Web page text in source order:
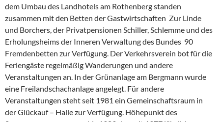
dem Umbau des Landhotels am Rothenberg standen
zusammen mit den Betten der Gastwirtschaften Zur Linde
und Borchers, der Privatpensionen Schiller, Schlemme und des
Erholungsheims der Inneren Verwaltung des Bundes 90
Fremdenbetten zur Verfügung. Der Verkehrsverein bot für die
Feriengäste regelmäßig Wanderungen und andere
Veranstaltungen an. In der Grünanlage am Bergmann wurde
eine Freilandschachanlage angelegt. Für andere
Veranstaltungen steht seit 1981 ein Gemeinschaftsraum in
der Glückauf – Halle zur Verfügung. Höhepunkt des